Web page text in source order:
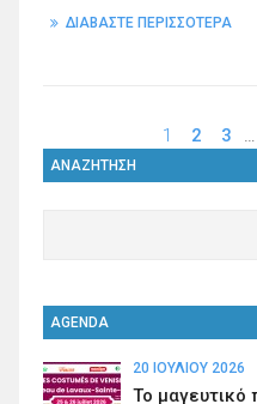
ΔΙΑΒΑΣΤΕ ΠΕΡΙΣΣΟΤΕΡΑ
1 2 3 …
ΑΝΑΖΗΤΗΣΗ
AGENDA
20 ΙΟΥΛΊΟΥ 2026
Το μαγευτικό